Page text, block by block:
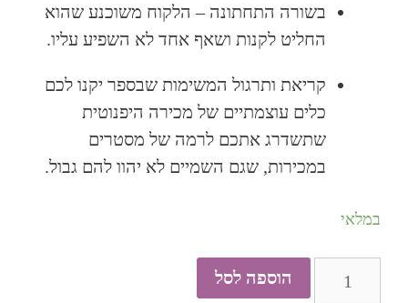
בשורה התחתונה – הלקוח משוכנע שהוא
החליט לקנות ושאף אחד לא השפיע עליו.
קריאת ותרגול המשימות שבספר יקנו לכם
כלים עוצמתיים של מכירה היפנוטית
שתשדרג אתכם לרמה של מסטרים
במכירות, שגם השמיים לא יהוו להם גבול.
במלאי
הוספה לסל